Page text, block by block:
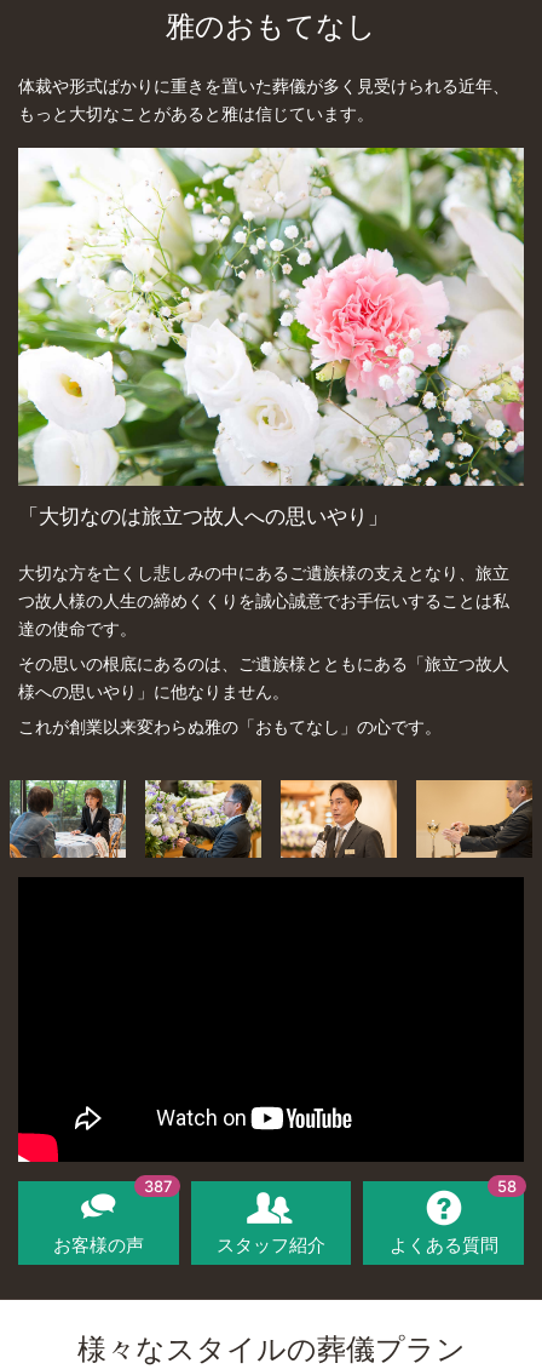
雅のおもてなし
体裁や形式ばかりに重きを置いた葬儀が多く見受けられる近年、
もっと大切なことがあると雅は信じています。
「大切なのは旅立つ故人への思いやり」
大切な方を亡くし悲しみの中にあるご遺族様の支えとなり、旅立
つ故人様の人生の締めくくりを誠心誠意でお手伝いすることは私
達の使命です。
その思いの根底にあるのは、ご遺族様とともにある「旅立つ故人
様への思いやり」に他なりません。
これが創業以来変わらぬ雅の「おもてなし」の心です。
お客様の声
387
スタッフ紹介 よくある質問
58
様々なスタイルの葬儀プラン